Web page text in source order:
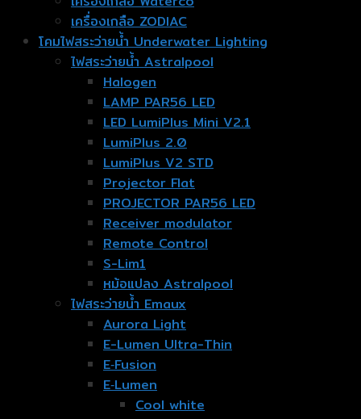
เครื่องเกลือ ZODIAC
โคมไฟสระว่ายน้ำ Underwater Lighting
ไฟสระว่ายน้ำ Astralpool
Halogen
LAMP PAR56 LED
LED LumiPlus Mini V2.1
LumiPlus 2.0
LumiPlus V2 STD
Projector Flat
PROJECTOR PAR56 LED
Receiver modulator
Remote Control
S-Lim1
หม้อแปลง Astralpool
ไฟสระว่ายน้ำ Emaux
Aurora Light
E-Lumen Ultra-Thin
E‐Fusion
E‐Lumen
Cool white